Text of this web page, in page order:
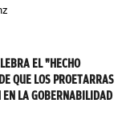
EL "HECHO
QUE LOS PROETARRAS
LA GOBERNABILIDAD